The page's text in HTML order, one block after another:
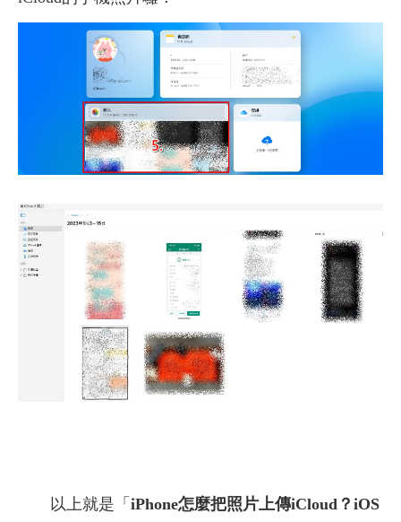
以上就是「 iPhone怎麼把照片上傳iCloud？iOS